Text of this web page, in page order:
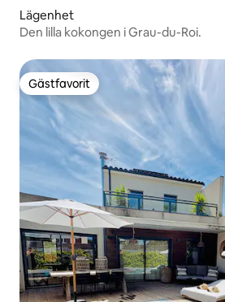
Lägenhet
Den lilla kokongen i Grau-du-Roi.
Gästfavorit
Gästfavorit